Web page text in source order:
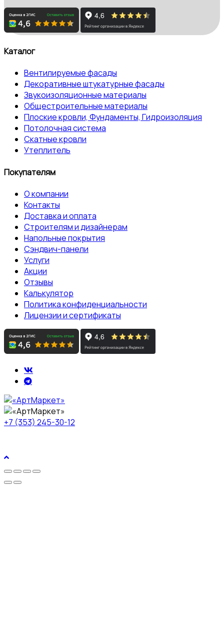
Каталог
Вентилируемые фасады
Декоративные штукатурные фасады
Звукоизоляционные материалы
Общестроительные материалы
Плоские кровли, Фундаменты, Гидроизоляция
Потолочная система
Скатные кровли
Утеплитель
Покупателям
О компании
Контакты
Доставка и оплата
Строителям и дизайнерам
Напольные покрытия
Сэндвич-панели
Услуги
Акции
Отзывы
Калькулятор
Политика конфиденциальности
Лицензии и сертификаты
+7 (353) 245-30-12